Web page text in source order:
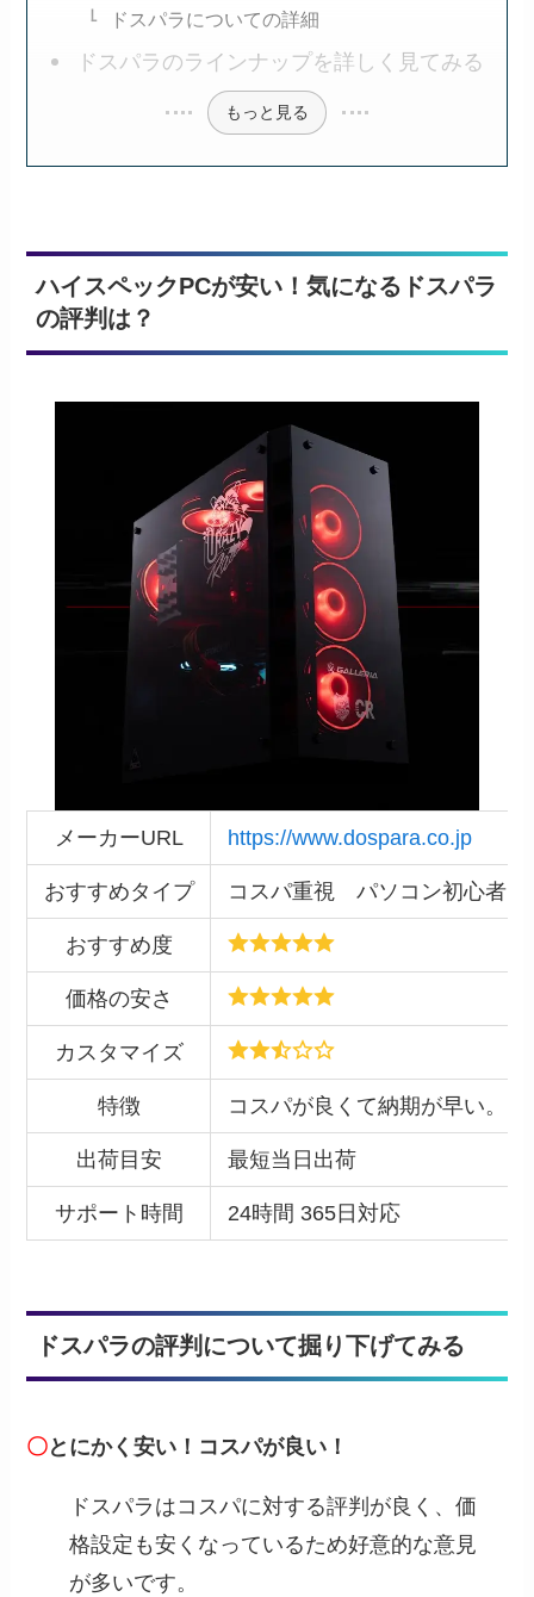
ドスパラについての詳細
ドスパラのラインナップを詳しく見てみる
もっと見る
ハイスペックPCが安い！気になるドスパラ
の評判は？
メーカーURL https://www.dospara.co.jp
おすすめタイプ コスパ重視 パソコン初心者
おすすめ度
価格の安さ
カスタマイズ
特徴 コスパが良くて納期が早い。
出荷目安 最短当日出荷
サポート時間 24時間 365日対応
ドスパラの評判について掘り下げてみる
〇とにかく安い！コスパが良い！
ドスパラはコスパに対する評判が良く、価
格設定も安くなっているため好意的な意見
が多いです。